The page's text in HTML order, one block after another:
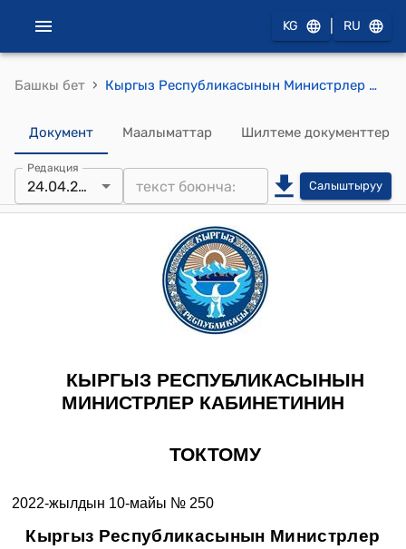
KG RU
Башкы бет › Кыргыз Республикасынын Министрлер Кабинетинин 2022-жылдын 10-майындагы № 250 "Кыргыз Республикасынын Министрлер Кабинетинин мамлекеттин катышуу үлүшү бар айрым чарбалык коомдордо акционер (катышуучу) катары чыгуу боюнча ыйгарым укуктарын ишке ашыруу боюнча функцияларды өткөрүп берүү жөнүндө" токтому
Документ Маалыматтар Шилтеме документтер
Редакция
24.04.2026 Салыштыруу